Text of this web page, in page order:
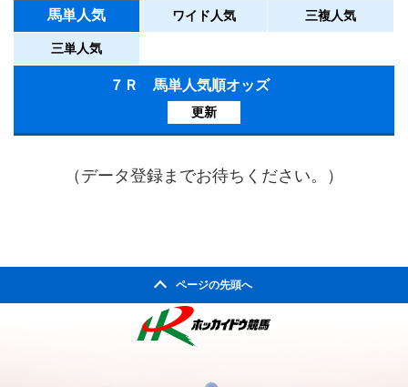
馬単人気 ワイド人気 三複人気
三単人気
７Ｒ 馬単人気順オッズ
更新
（データ登録までお待ちください。）
ページの先頭へ